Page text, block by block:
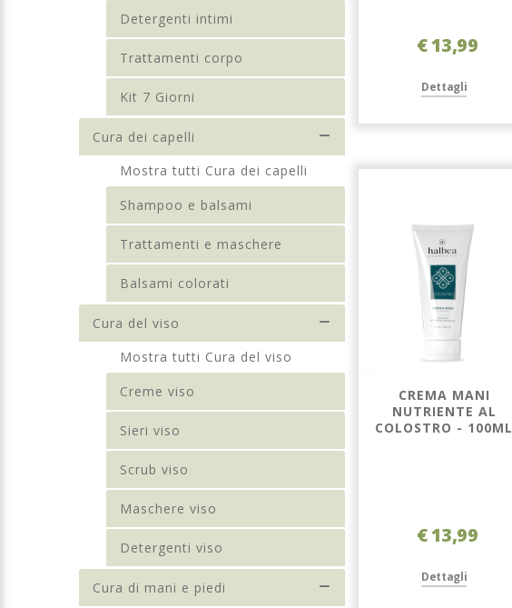
Detergenti intimi
Trattamenti corpo
Kit 7 Giorni
Cura dei capelli
Mostra tutti Cura dei capelli
Shampoo e balsami
Trattamenti e maschere
Balsami colorati
Cura del viso
Mostra tutti Cura del viso
Creme viso
Sieri viso
Scrub viso
Maschere viso
Detergenti viso
Cura di mani e piedi
€ 13,99
Dettagli
CREMA MANI
NUTRIENTE AL
COLOSTRO - 100ML
€ 13,99
Dettagli